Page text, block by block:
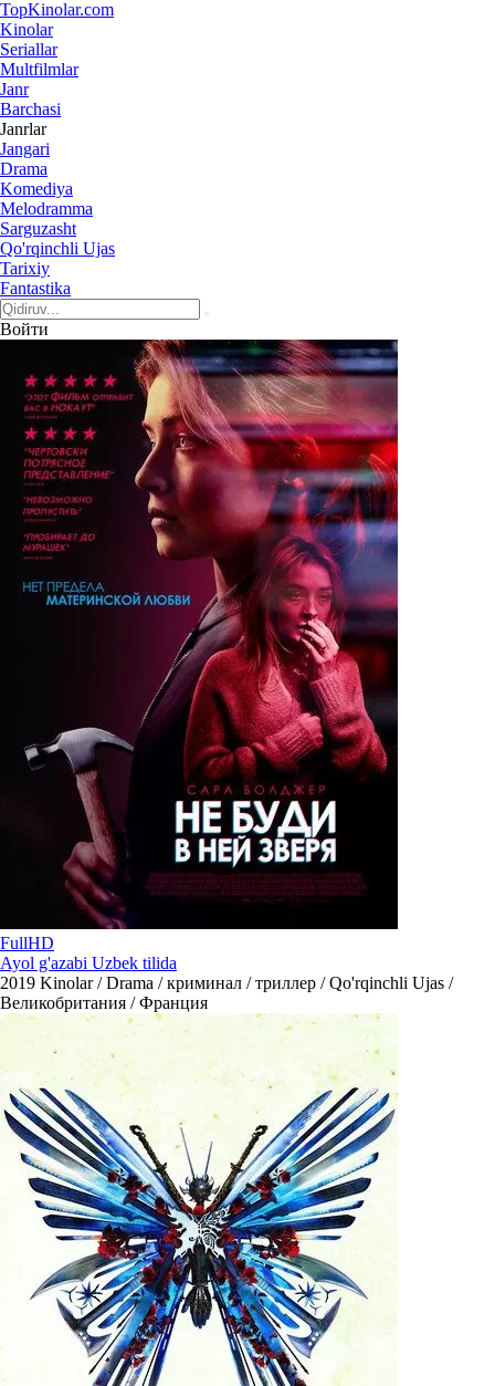
TopKinolar.com
Kinolar
Seriallar
Multfilmlar
Janr
Barchasi
Janrlar
Jangari
Drama
Komediya
Melodramma
Sarguzasht
Qo'rqinchli Ujas
Tarixiy
Fantastika
Войти
FullHD
Ayol g'azabi Uzbek tilida
2019 Kinolar / Drama / криминал / триллер / Qo'rqinchli Ujas /
Великобритания / Франция